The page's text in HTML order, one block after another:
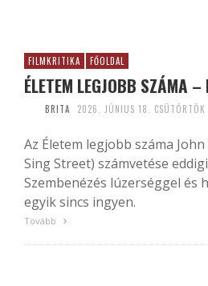
FILMKRITIKA FŐOLDAL
ÉLETEM LEGJOBB SZÁMA
BRITA 2026. JÚNIUS 18. CSÜTÖRTÖK
Az Életem legjobb száma
Sing Street) számvetése
Szembenézés lúzerséggel és
egyik sincs ingyen.
Tovább